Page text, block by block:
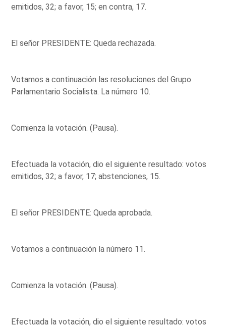
emitidos, 32; a favor, 15; en contra, 17.
El señor PRESIDENTE: Queda rechazada.
Votamos a continuación las resoluciones del Grupo
Parlamentario Socialista. La número 10.
Comienza la votación. (Pausa).
Efectuada la votación, dio el siguiente resultado: votos
emitidos, 32; a favor, 17; abstenciones, 15.
El señor PRESIDENTE: Queda aprobada.
Votamos a continuación la número 11.
Comienza la votación. (Pausa).
Efectuada la votación, dio el siguiente resultado: votos